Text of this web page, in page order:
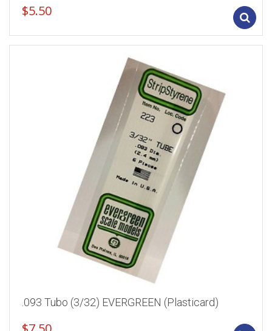
$5.50
.093 Tubo (3/32) EVERGREEN (Plasticard)